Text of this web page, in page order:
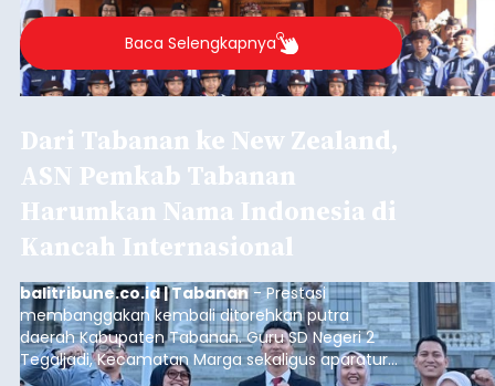
Baca Selengkapnya
Dari Tabanan ke New Zealand,
ASN Pemkab Tabanan
Harumkan Nama Indonesia di
Kancah Internasional
balitribune.co.id | Tabanan- Prestasi
membanggakan kembali ditorehkan putra
daerah Kabupaten Tabanan. Guru SD Negeri 2
Tegaljadi, Kecamatan Marga sekaligus aparatur